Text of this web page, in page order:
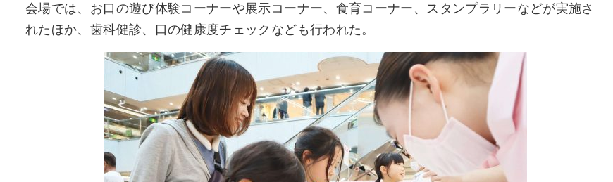
会場では、お口の遊び体験コーナーや展示コーナー、食育コーナー、スタンプラリーなどが実施さ
れたほか、歯科健診、口の健康度チェックなども行われた。